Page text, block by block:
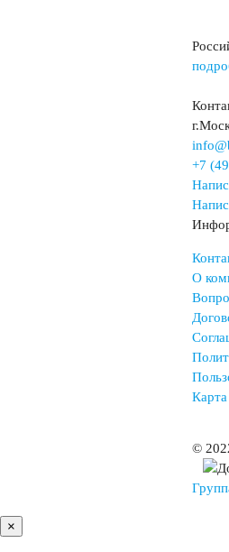
+7
О
Карта
©
×